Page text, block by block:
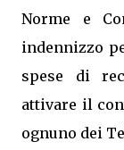
Norme e
indennizzo
spese di
attivare il
ognuno dei